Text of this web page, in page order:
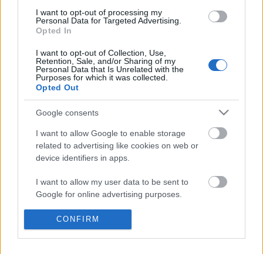
I want to opt-out of processing my
Personal Data for Targeted Advertising.
Opted In
I want to opt-out of Collection, Use,
Retention, Sale, and/or Sharing of my
Personal Data that Is Unrelated with the
Purposes for which it was collected.
Opted Out
Google consents
I want to allow Google to enable storage
related to advertising like cookies on web or
device identifiers in apps.
I want to allow my user data to be sent to
Google for online advertising purposes.
I want to allow Google to send me
personalized advertising.
CONFIRM
egyéb helyen, vagy fotókon jó volt nézegetni az
állatokat, bár elképzelésem sincs arról, hogy pl. az
A Fradi és az Szdsz
Vérszegény éjszakai dúvad
Gondolom kevesen vannak, akik nem tudják, hogy
mi történt szombaton a Ferencváros - Diósgyőr
elnevezésű labdarúgó mérkőzésnek nevezett
eseményen. Ha akad még ilyen, akkor itt
tájékozódhat. Aztán azóta persze zajlik az élet,
elhatárolódik mindenki, hirtelen Draskovicsnak is…
Spammel a Velvet?
Vérszegény éjszakai dúvad•2009. november 02.